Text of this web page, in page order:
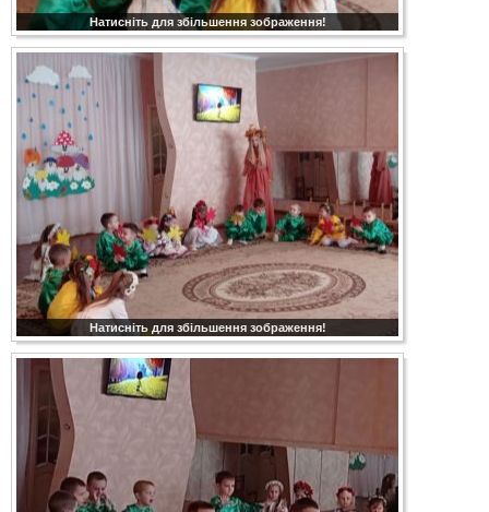
Натисніть для збільшення зображення!
Натисніть для збільшення зображення!